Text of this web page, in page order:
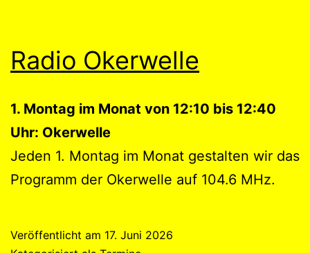
Radio Okerwelle
1. Montag im Monat von 12:10 bis 12:40
Uhr: Okerwelle
Jeden 1. Montag im Monat gestalten wir das
Programm der Okerwelle auf 104.6 MHz.
Veröffentlicht am 17. Juni 2026